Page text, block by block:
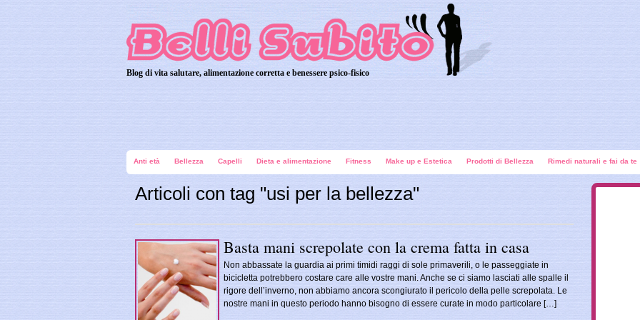
Belli Subito
Blog di vita salutare, alimentazione corretta e benessere psico-fisico
Anti età Bellezza Capelli Dieta e alimentazione Fitness Make up e Estetica Prodotti di Bellezza Rimedi naturali e fai da te
Articoli con tag "usi per la bellezza"
Basta mani screpolate con la crema fatta in casa
Non abbassate la guardia ai primi timidi raggi di sole primaverili, o le passeggiate in
bicicletta potrebbero costare care alle vostre mani. Anche se ci siamo lasciati alle spalle il
rigore dell’inverno, non abbiamo ancora scongiurato il pericolo della pelle screpolata. Le
nostre mani in questo periodo hanno bisogno di essere curate in modo particolare […]